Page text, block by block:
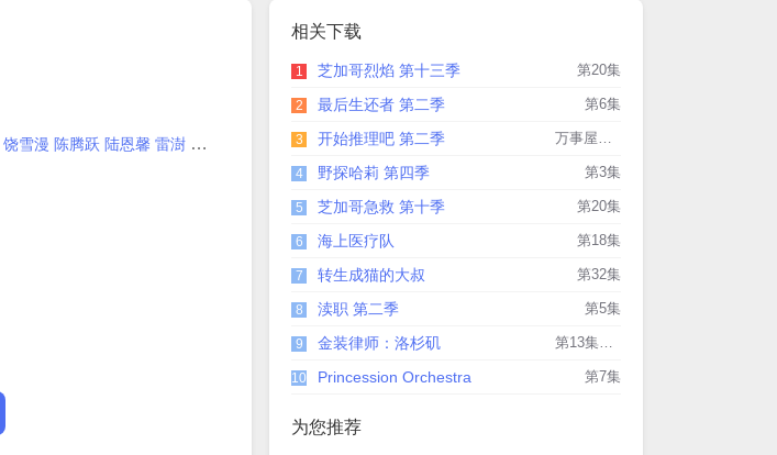
饶雪漫 陈腾跃 陆恩馨 雷澍 刘胤君 孙丞潇 上淇 师子寻 王阡惠 徐好 肖凯文
相关下载
1 芝加哥烈焰 第十三季 第20集
2 最后生还者 第二季 第6集
3 开始推理吧 第二季
4 野探哈莉 第四季 第3集
5 芝加哥急救 第十季 第20集
6 海上医疗队 第18集
7 转生成猫的大叔 第32集
8 渎职 第二季 第5集
9 金装律师：洛杉矶
10 Princession Orchestra 第7集
为您推荐